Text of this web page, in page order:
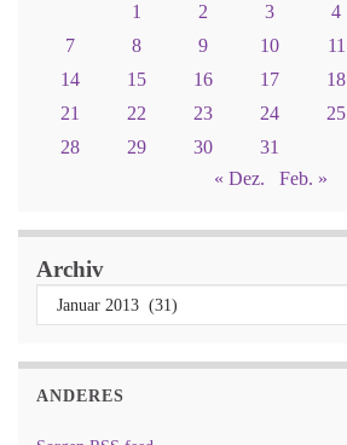
1
2 3 4
7
8 9 10 11
14
15 16 17 18
21
22 23 24 25
28
29 30
31
« Dez.
Feb. »
Archiv
ANDERES